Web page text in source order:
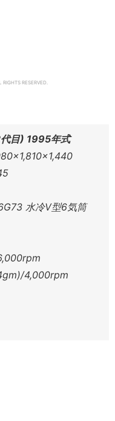
RESERVED.
目) 1995年式
水冷V型6気筒
4,000rpm